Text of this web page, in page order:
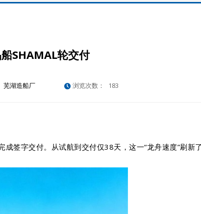
SHAMAL轮交付
芜湖造船厂 浏览次数： 183
签字交付。从试航到交付仅38天，这一“龙舟速度”刷新